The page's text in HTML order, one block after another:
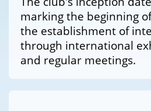
marking the beginning
the establishment of
through international
and regular meetings.